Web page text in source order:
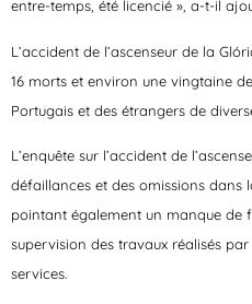
entre-temps, été licencié », a-t-il
L’accident de l’ascenseur de la
16 morts et environ une vingtaine
Portugais et des étrangers de
L’enquête sur l’accident de
défaillances et des omissions dans
pointant également un manque de
supervision des travaux réalisés
services.